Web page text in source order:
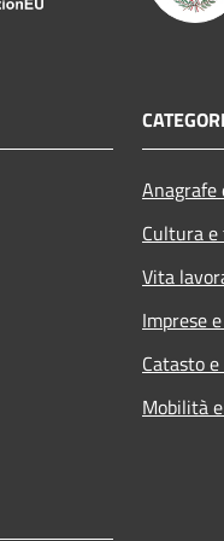
Cultura
Vita
Imprese
Catasto
Mobilità